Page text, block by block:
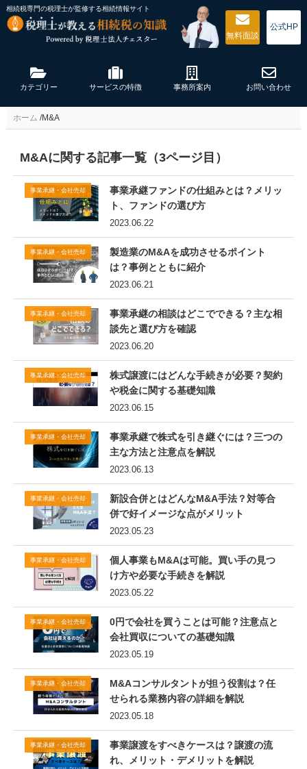
相続税専門の税理士が監修する相続情報サイト
無料面談
公式HP
カテゴリー サービスの特徴 事務所案内 お問い合わせ
ホーム /M&A
M&Aに関する記事一覧（3ページ目）
事業承継・会社売却
2023.06.22
事業承継ファンドの仕組みとは？メリッ
ト、ファンドの選び方
事業承継・会社売却
2023.06.21
製造業のM&Aを成功させるポイント
は？事例とともに紹介
事業承継・会社売却
2023.06.20
事業承継の相談はどこでできる？主な相
談先と選び方を確認
事業承継・会社売却
2023.06.15
株式譲渡にはどんな手続きが必要？契約
や税金に関する基礎知識
事業承継・会社売却
2023.06.13
事業承継で株式を引き継ぐには？三つの
主な方法と注意点を解説
事業承継・会社売却
2023.05.23
新設合併とはどんなM&A手法？対等合
併で好イメージな点がメリット
事業承継・会社売却
2023.05.22
個人事業もM&Aは可能。買い手の見つ
け方や必要な手続きを解説
事業承継・会社売却
2023.05.19
0円で会社を買うことは可能？注意点と
会社買収についての基礎知識
事業承継・会社売却
2023.05.18
M&Aコンサルタントが担う役割は？任
せられる業務内容の詳細を解説
事業承継・会社売却
事業譲渡をすべきケースは？譲渡の流
れ、メリット・デメリットを解説